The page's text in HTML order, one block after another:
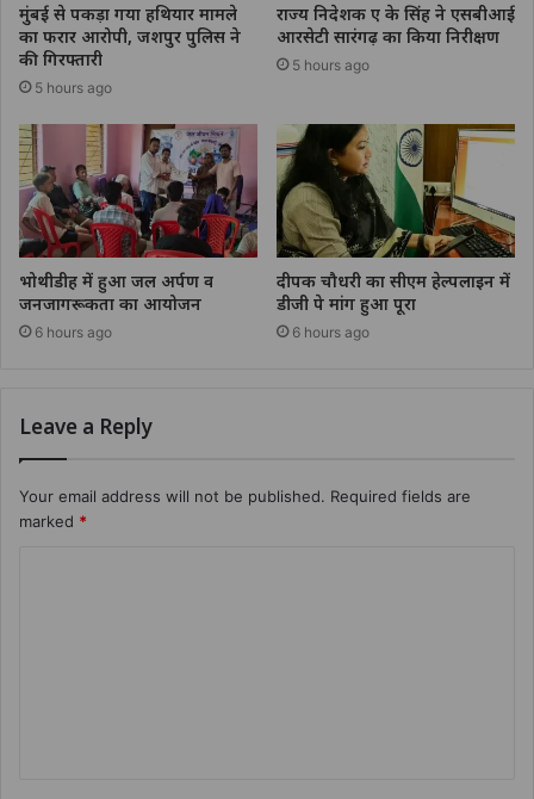
मुंबई से पकड़ा गया हथियार मामले
का फरार आरोपी, जशपुर पुलिस ने
की गिरफ्तारी
5 hours ago
राज्य निदेशक ए के सिंह ने एसबीआई
आरसेटी सारंगढ़ का किया निरीक्षण
5 hours ago
भोथीडीह में हुआ जल अर्पण व
जनजागरूकता का आयोजन
6 hours ago
दीपक चौधरी का सीएम हेल्पलाइन में
डीजी पे मांग हुआ पूरा
6 hours ago
Leave a Reply
Your email address will not be published. Required fields are
marked *